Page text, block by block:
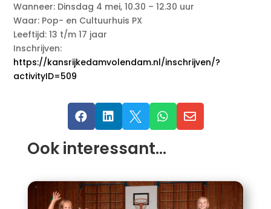
Wanneer: Dinsdag 4 mei, 10.30 – 12.30 uur
Waar: Pop- en Cultuurhuis PX
Leeftijd: 13 t/m 17 jaar
Inschrijven:
https://kansrijkedamvolendam.nl/inschrijven/?
activityID=509
    
Ook interessant…